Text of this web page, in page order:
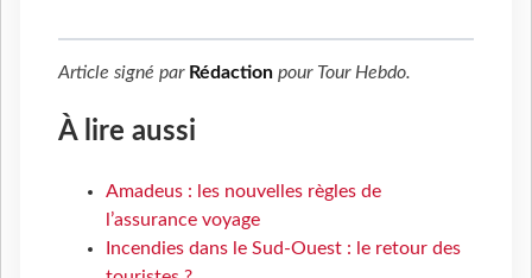
Article signé par Rédaction pour Tour Hebdo.
À lire aussi
Amadeus : les nouvelles règles de
l’assurance voyage
Incendies dans le Sud-Ouest : le retour des